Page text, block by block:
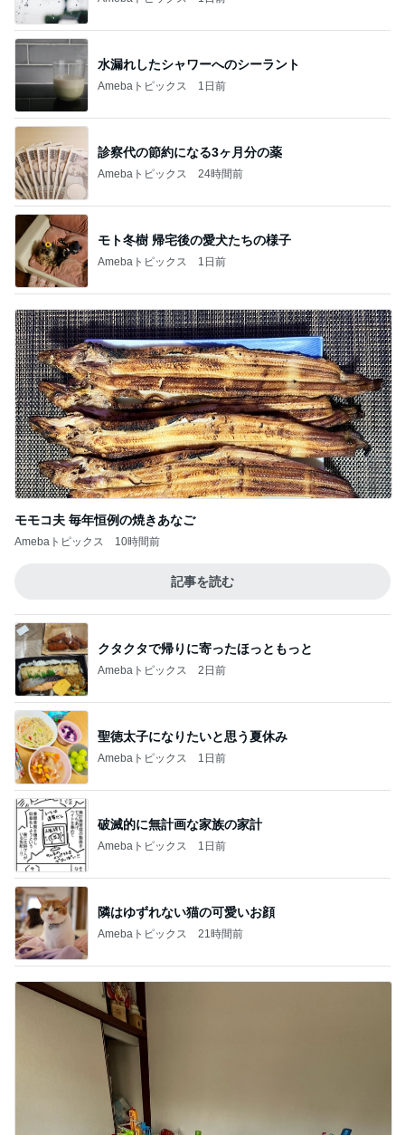
水漏れしたシャワーへのシーラント
Amebaトピックス 1日前
診察代の節約になる3ヶ月分の薬
Amebaトピックス 24時間前
モト冬樹 帰宅後の愛犬たちの様子
Amebaトピックス 1日前
モモコ夫 毎年恒例の焼きあなご
Amebaトピックス 10時間前
記事を読む
クタクタで帰りに寄ったほっともっと
Amebaトピックス 2日前
聖徳太子になりたいと思う夏休み
Amebaトピックス 1日前
破滅的に無計画な家族の家計
Amebaトピックス 1日前
隣はゆずれない猫の可愛いお顔
Amebaトピックス 21時間前